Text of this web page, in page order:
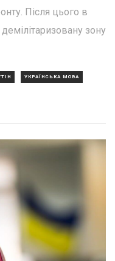
Після цього в
зону
УКРАЇНСЬКА МОВА